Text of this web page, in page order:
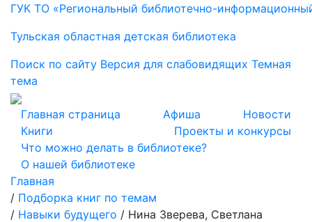
ГУК ТО «Региональный библиотечно-
Тульская областная детская библиотека
Поиск по сайту Версия для слабовидящих Темная
тема
Главная страница Афиша
Новости
Книги
Проекты и конкурсы
Что можно делать в библиотеке?
О нашей библиотеке
Главная
/ Подборка книг по темам
/ Навыки будущего / Нина Зверева, Светлана